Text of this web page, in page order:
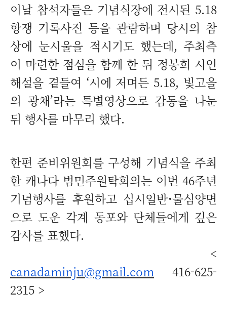
이날 참석자들은 기념식장에 전시된 5.18
항쟁 기록사진 등을 관람하며 당시의 참
상에 눈시울을 적시기도 했는데, 주최측
이 마련한 점심을 함께 한 뒤 정봉희 시인
해설을 곁들여 ‘시에 저며든 5.18, 빛고을
의 광채’라는 특별영상으로 감동을 나눈
뒤 행사를 마무리 했다.
한편 준비위원회를 구성해 기념식을 주최
한 캐나다 범민주원탁회의는 이번 46주년
기념행사를 후원하고 십시일반·물심양면
으로 도운 각계 동포와 단체들에게 깊은
감사를 표했다.
<
canadaminju@gmail.com
416-625-
2315 >